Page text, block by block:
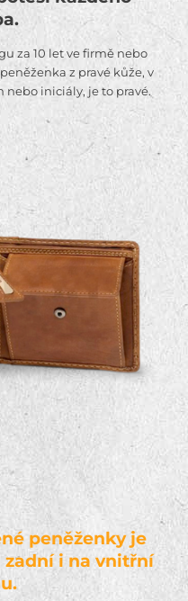
za 10 let ve firmě nebo
z pravé kůže, v
iniciály, je to pravé.
peněženky je
zadní i na vnitřní